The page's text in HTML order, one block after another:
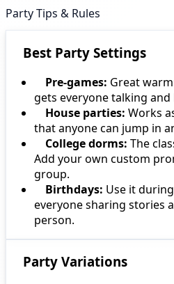
Party Tips & Rules
Best Party Settings
Pre-games: Great
gets everyone talking and
House parties: Works
that anyone can jump in
College dorms: The
Add your own custom
group.
Birthdays: Use it
everyone sharing stories
person.
Party Variations